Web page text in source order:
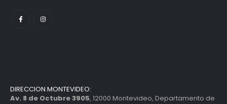
DIRECCION MONTEVIDEO:
Av. 8 de Octubre 3905, 12000 Montevideo, Departamento de